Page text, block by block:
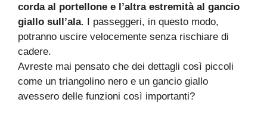
corda al portellone e l’altra estremità al gancio
giallo sull’ala. I passeggeri, in questo modo,
potranno uscire velocemente senza rischiare di
cadere.
Avreste mai pensato che dei dettagli così piccoli
come un triangolino nero e un gancio giallo
avessero delle funzioni così importanti?